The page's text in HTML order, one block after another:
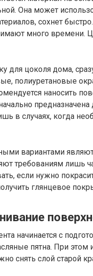
Она может
сохнет
много времени.
для цоколя дома,
полиуретановые
наносить
в случаях, когда
вариантами
требованиям лишь
если нужно
глянцевое
начинается с
пятна. При
снять слой старой